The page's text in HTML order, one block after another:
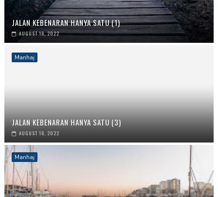
JALAN KEBENARAN HANYA SATU (1)
AUGUST 16, 2022
Manhaj
JALAN KEBENARAN HANYA SATU (3)
AUGUST 16, 2022
Manhaj